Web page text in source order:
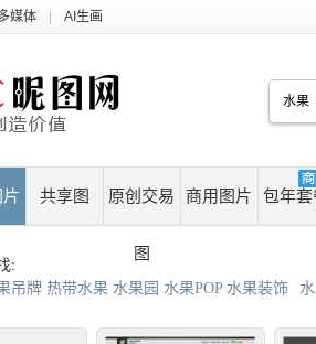
媒体 AI生画
共享图 原创交易
图
商用图片 包年套
:
吊牌 热带水果 水果园 水果POP 水果装饰